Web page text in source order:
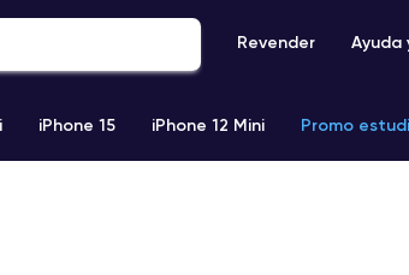
Revender
iPhone 15 iPhone 12 Mini Promo